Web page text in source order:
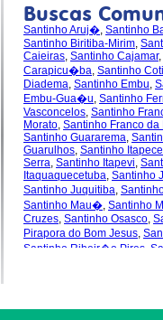
Buscas
Santinho Aruj�, Santinho
Santinho Biritiba-Mirim,
Caieiras, Santinho Cajamar,
Carapicu�ba, Santinho
Diadema, Santinho Embu,
Embu-Gua�u, Santinho
Vasconcelos, Santinho
Morato, Santinho Franco da
Santinho Guararema,
Guarulhos, Santinho
Serra, Santinho Itapevi,
Itaquaquecetuba, Santinho
Santinho Juquitiba,
Santinho Mau�, Santinho
Cruzes, Santinho Osasco,
Pirapora do Bom Jesus,
Santinho Ribeir�o Pires
Santinho Santo Andr�,